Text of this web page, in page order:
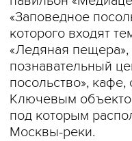
«Заповедное
которого входят
«Ледяная
познавательный
посольство»,
Ключевым
под которым
Москвы-реки.